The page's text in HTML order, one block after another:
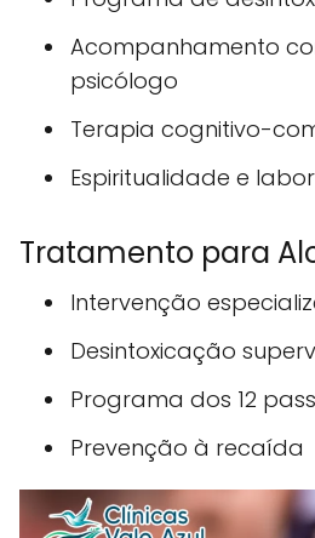
Acompanhamento
psicólogo
Terapia cognitivo-
Espiritualidade e
Tratamento para
Intervenção
Desintoxicação
Programa dos 12
Prevenção à recaída